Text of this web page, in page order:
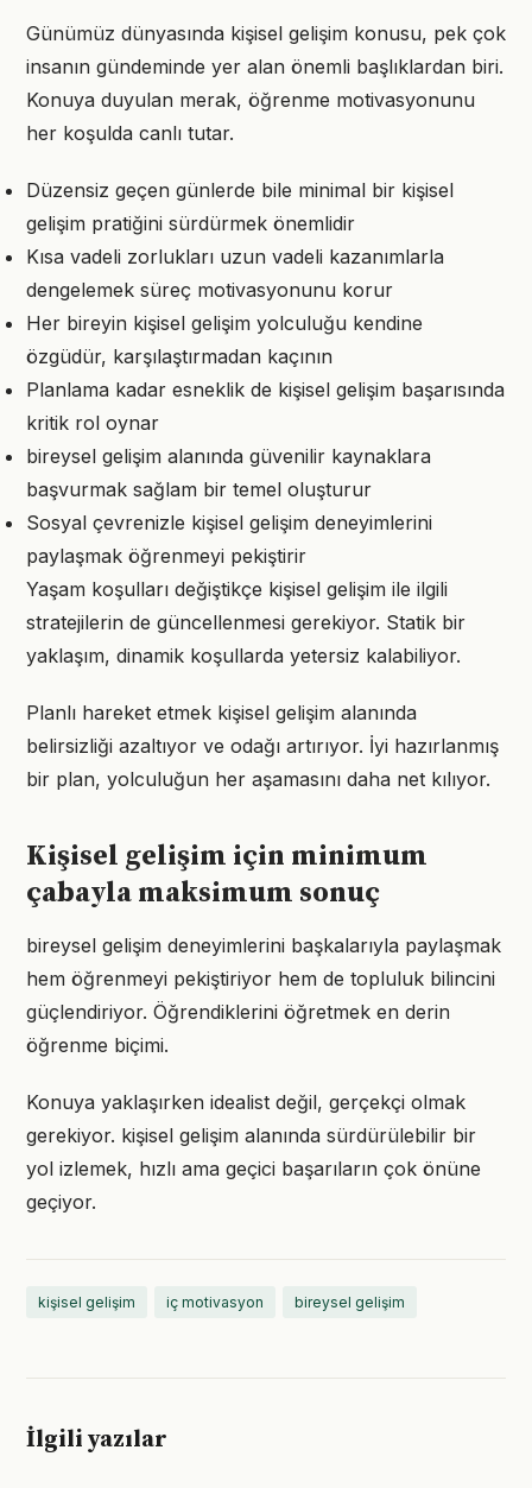
Günümüz dünyasında kişisel gelişim konusu, pek çok
insanın gündeminde yer alan önemli başlıklardan biri.
Konuya duyulan merak, öğrenme motivasyonunu
her koşulda canlı tutar.
Düzensiz geçen günlerde bile minimal bir kişisel
gelişim pratiğini sürdürmek önemlidir
Kısa vadeli zorlukları uzun vadeli kazanımlarla
dengelemek süreç motivasyonunu korur
Her bireyin kişisel gelişim yolculuğu kendine
özgüdür, karşılaştırmadan kaçının
Planlama kadar esneklik de kişisel gelişim başarısında
kritik rol oynar
bireysel gelişim alanında güvenilir kaynaklara
başvurmak sağlam bir temel oluşturur
Sosyal çevrenizle kişisel gelişim deneyimlerini
paylaşmak öğrenmeyi pekiştirir
Yaşam koşulları değiştikçe kişisel gelişim ile ilgili
stratejilerin de güncellenmesi gerekiyor. Statik bir
yaklaşım, dinamik koşullarda yetersiz kalabiliyor.
Planlı hareket etmek kişisel gelişim alanında
belirsizliği azaltıyor ve odağı artırıyor. İyi hazırlanmış
bir plan, yolculuğun her aşamasını daha net kılıyor.
Kişisel gelişim için minimum
çabayla maksimum sonuç
bireysel gelişim deneyimlerini başkalarıyla paylaşmak
hem öğrenmeyi pekiştiriyor hem de topluluk bilincini
güçlendiriyor. Öğrendiklerini öğretmek en derin
öğrenme biçimi.
Konuya yaklaşırken idealist değil, gerçekçi olmak
gerekiyor. kişisel gelişim alanında sürdürülebilir bir
yol izlemek, hızlı ama geçici başarıların çok önüne
geçiyor.
kişisel gelişim iç motivasyon bireysel gelişim
İlgili yazılar